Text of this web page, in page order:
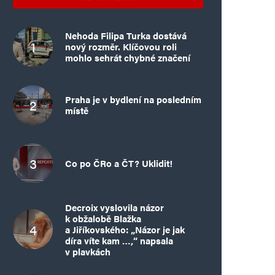
Nehoda Filipa Turka dostává
nový rozměr. Klíčovou roli
mohlo sehrát chybné značení
Praha je v bydlení na posledním
místě
Co po ČRo a ČT? Uklidit!
Decroix vyslovila názor
k obžalobě Blažka
a Jiříkovského: „Názor je jak
díra víte kam …,“ napsala
v plavkách